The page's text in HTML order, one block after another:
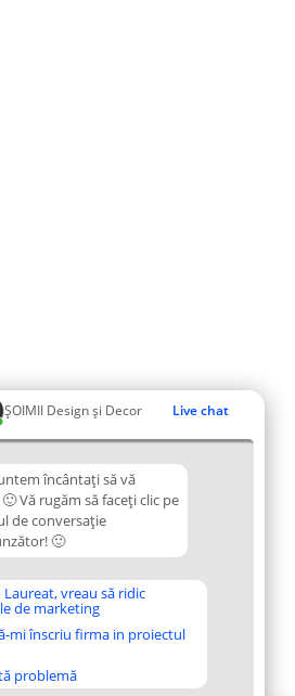
ȘOIMII Design și Decor Live chat
încântați să vă
Vă rugăm să faceți clic pe
de conversație
🙂
vreau să ridic
de marketing
mi înscriu firma in proiectul
problemă